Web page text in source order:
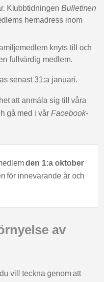
Klubbtidningen Bulletinen
hemadress inom
knyts till och
fullvärdig medlem.
senast 31:a januari.
att anmäla sig till våra
gå med i vår Facebook-
den 1:a oktober
för innevarande år och
av
vill teckna genom att